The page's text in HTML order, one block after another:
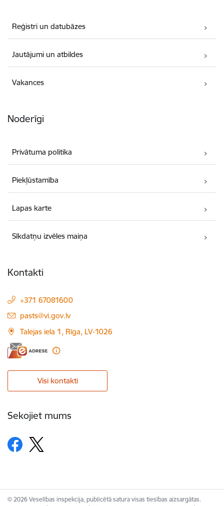
Reģistri un datubāzes
Jautājumi un atbildes
Vakances
Noderīgi
Privātuma politika
Piekļūstamība
Lapas karte
Sīkdatņu izvēles maiņa
Kontakti
+371 67081600
E-pasts:
pasts@vi.gov.lv
Talejas iela 1, Rīga, LV-1026
Visi kontakti
Sekojiet mums
© 2026 Veselības inspekcija, publicētā satura visas tiesības aizsargātas.